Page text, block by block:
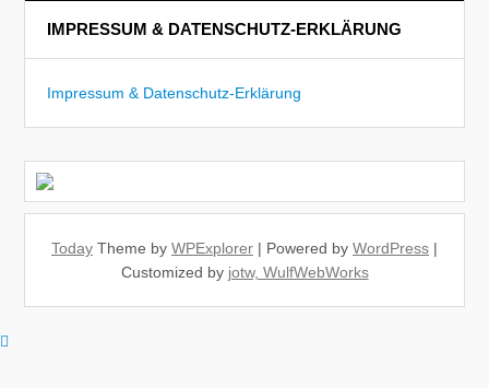
IMPRESSUM & DATENSCHUTZ-ERKLÄRUNG
Impressum & Datenschutz-Erklärung
Today Theme by WPExplorer | Powered by WordPress |
Customized by jotw, WulfWebWorks